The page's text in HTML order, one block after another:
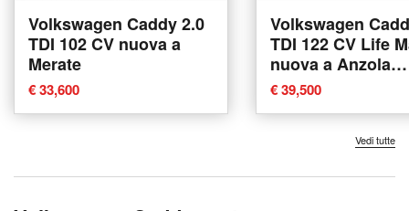
Volkswagen Caddy 2.0
TDI 102 CV nuova a
Merate
€ 33,600
Volkswagen
TDI 122 CV Life
nuova a Anzola
dell'Emilia
€ 39,500
Vedi tutte